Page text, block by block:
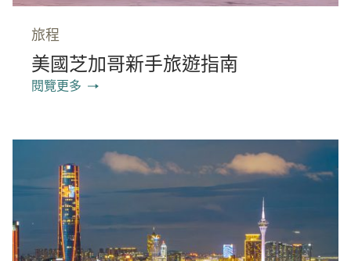
旅程
美國芝加哥新手旅遊指南
閱覽更多